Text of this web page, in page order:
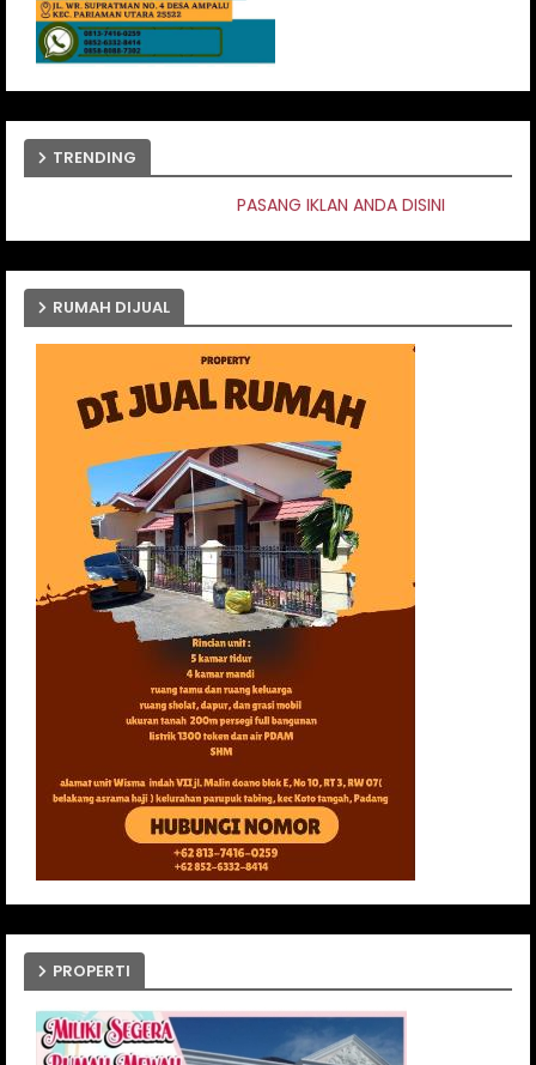
TRENDING
RUMAH DIJUAL
PROPERTI